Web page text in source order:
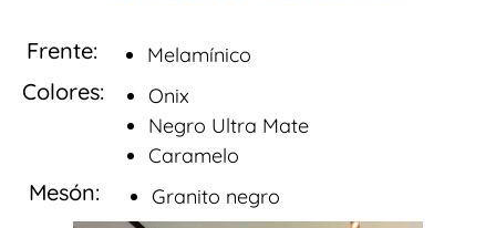
Frente: Melamínico
Colores:
Onix
Negro Ultra Mate
Caramelo
Mesón: Granito negro